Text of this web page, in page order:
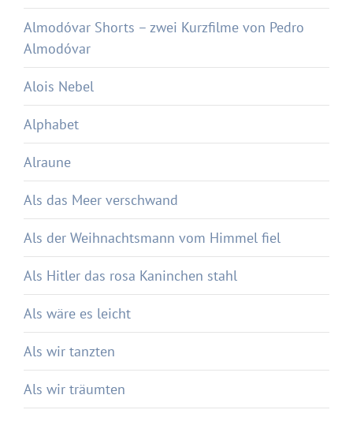
Almodóvar Shorts – zwei Kurzfilme von Pedro
Almodóvar
Alois Nebel
Alphabet
Alraune
Als das Meer verschwand
Als der Weihnachtsmann vom Himmel fiel
Als Hitler das rosa Kaninchen stahl
Als wäre es leicht
Als wir tanzten
Als wir träumten